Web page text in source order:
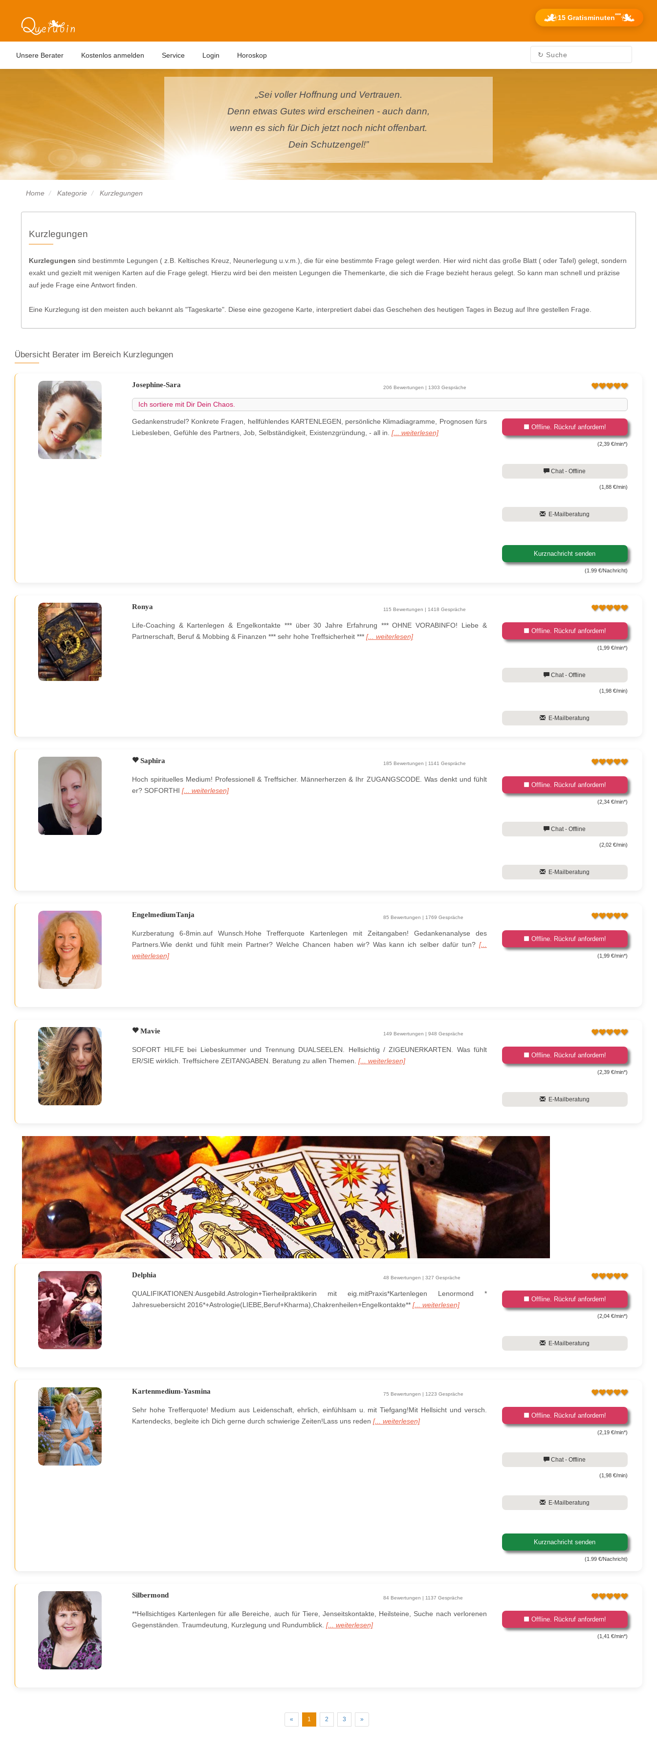
15 Gratisminuten***
Unsere Berater Kostenlos anmelden Service Login Horoskop
„Sei voller Hoffnung und Vertrauen.
Denn etwas Gutes wird erscheinen - auch dann,
wenn es sich für Dich jetzt noch nicht offenbart.
Dein Schutzengel!”
Home Kategorie Kurzlegungen
Kurzlegungen
Kurzlegungen sind bestimmte Legungen ( z.B. Keltisches Kreuz, Neunerlegung u.v.m.), die für eine bestimmte Frage gelegt werden. Hier wird nicht das große Blatt ( oder Tafel) gelegt, sondern
exakt und gezielt mit wenigen Karten auf die Frage gelegt. Hierzu wird bei den meisten Legungen die Themenkarte, die sich die Frage bezieht heraus gelegt. So kann man schnell und präzise
auf jede Frage eine Antwort finden.
Eine Kurzlegung ist den meisten auch bekannt als "Tageskarte". Diese eine gezogene Karte, interpretiert dabei das Geschehen des heutigen Tages in Bezug auf Ihre gestellen Frage.
Übersicht Berater im Bereich Kurzlegungen
Josephine-Sara 206 Bewertungen | 1303 Gespräche
Ich sortiere mit Dir Dein Chaos.
Gedankenstrudel? Konkrete Fragen, hellfühlendes KARTENLEGEN, persönliche Klimadiagramme, Prognosen fürs
Liebesleben, Gefühle des Partners, Job, Selbständigkeit, Existenzgründung, - all in. [... weiterlesen]
Offline. Rückruf anfordern!
(2,39 €/min*)
Chat - Offline
(1,88 €/min)
E-Mailberatung
Kurznachricht senden
(1.99 €/Nachricht)
Ronya 115 Bewertungen | 1418 Gespräche
Life-Coaching & Kartenlegen & Engelkontakte *** über 30 Jahre Erfahrung *** OHNE VORABINFO! Liebe &
Partnerschaft, Beruf & Mobbing & Finanzen *** sehr hohe Treffsicherheit *** [... weiterlesen]
Offline. Rückruf anfordern!
(1,99 €/min*)
Chat - Offline
(1,98 €/min)
E-Mailberatung
Saphira 185 Bewertungen | 1141 Gespräche
Hoch spirituelles Medium! Professionell & Treffsicher. Männerherzen & Ihr ZUGANGSCODE. Was denkt und fühlt
er? SOFORTHI [... weiterlesen]
Offline. Rückruf anfordern!
(2,34 €/min*)
Chat - Offline
(2,02 €/min)
E-Mailberatung
EngelmediumTanja 85 Bewertungen | 1769 Gespräche
Kurzberatung 6-8min.auf Wunsch.Hohe Trefferquote Kartenlegen mit Zeitangaben! Gedankenanalyse des
Partners.Wie denkt und fühlt mein Partner? Welche Chancen haben wir? Was kann ich selber dafür tun? [...
weiterlesen]
Offline. Rückruf anfordern!
(1,99 €/min*)
Mavie 149 Bewertungen | 948 Gespräche
SOFORT HILFE bei Liebeskummer und Trennung DUALSEELEN. Hellsichtig / ZIGEUNERKARTEN. Was fühlt
ER/SIE wirklich. Treffsichere ZEITANGABEN. Beratung zu allen Themen. [... weiterlesen]
Offline. Rückruf anfordern!
(2,39 €/min*)
E-Mailberatung
Delphia 48 Bewertungen | 327 Gespräche
QUALIFIKATIONEN:Ausgebild.Astrologin+Tierheilpraktikerin mit eig.mitPraxis*Kartenlegen Lenormond *
Jahresuebersicht 2016*+Astrologie(LIEBE,Beruf+Kharma),Chakrenheilen+Engelkontakte** [... weiterlesen]
Offline. Rückruf anfordern!
(2,04 €/min*)
E-Mailberatung
Kartenmedium-Yasmina 75 Bewertungen | 1223 Gespräche
Sehr hohe Trefferquote! Medium aus Leidenschaft, ehrlich, einfühlsam u. mit Tiefgang!Mit Hellsicht und versch.
Kartendecks, begleite ich Dich gerne durch schwierige Zeiten!Lass uns reden [... weiterlesen]
Offline. Rückruf anfordern!
(2,19 €/min*)
Chat - Offline
(1,98 €/min)
E-Mailberatung
Kurznachricht senden
(1.99 €/Nachricht)
Silbermond 84 Bewertungen | 1137 Gespräche
**Hellsichtiges Kartenlegen für alle Bereiche, auch für Tiere, Jenseitskontakte, Heilsteine, Suche nach verlorenen
Gegenständen. Traumdeutung, Kurzlegung und Rundumblick. [... weiterlesen]
Offline. Rückruf anfordern!
(1,41 €/min*)
«zurück1 2 3 »weiter